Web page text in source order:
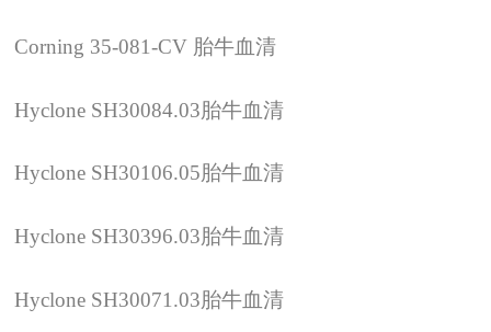
Corning 35-081-CV 胎牛血清
Hyclone SH30084.03胎牛血清
Hyclone SH30106.05胎牛血清
Hyclone SH30396.03胎牛血清
Hyclone SH30071.03胎牛血清